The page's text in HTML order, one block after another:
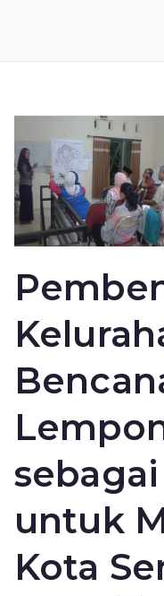
konten
IKUPI
untuk
Kota